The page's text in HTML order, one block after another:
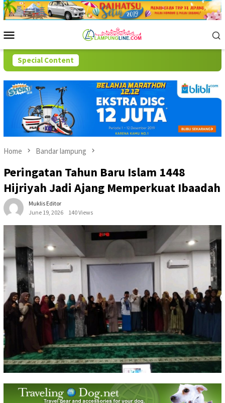
Skip
to
Menu
Special Content
Home Bandar lampung
Peringatan Tahun Baru Islam 1448
Hijriyah Jadi Ajang Memperkuat Ibaadah
Muklis Editor
June 19, 2026
140 Views